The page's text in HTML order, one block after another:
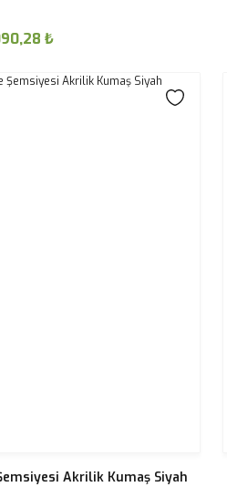
₺
Akrilik Kumaş Siyah